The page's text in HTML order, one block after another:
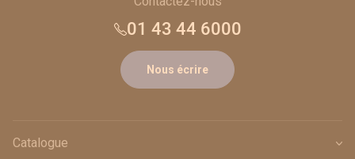
01 43 44 6000
Nous écrire
Catalogue